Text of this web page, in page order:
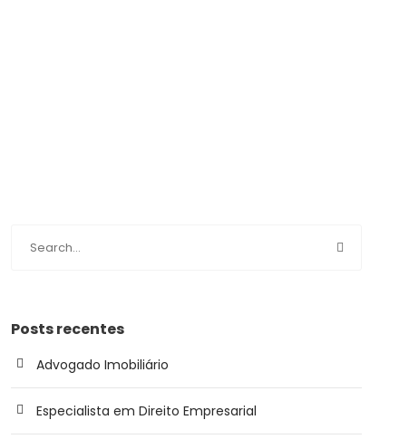
Posts recentes
Advogado Imobiliário
Especialista em Direito Empresarial